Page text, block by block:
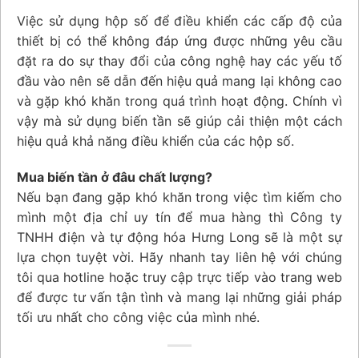
Việc sử dụng hộp số để điều khiển các cấp độ của
thiết bị có thể không đáp ứng được những yêu cầu
đặt ra do sự thay đổi của công nghệ hay các yếu tố
đầu vào nên sẽ dẫn đến hiệu quả mang lại không cao
và gặp khó khăn trong quá trình hoạt động. Chính vì
vậy mà sử dụng biến tần sẽ giúp cải thiện một cách
hiệu quả khả năng điều khiển của các hộp số.
Mua biến tần ở đâu chất lượng?
Nếu bạn đang gặp khó khăn trong việc tìm kiếm cho
mình một địa chỉ uy tín để mua hàng thì Công ty
TNHH điện và tự động hóa Hưng Long sẽ là một sự
lựa chọn tuyệt vời. Hãy nhanh tay liên hệ với chúng
tôi qua hotline hoặc truy cập trực tiếp vào trang web
để được tư vấn tận tình và mang lại những giải pháp
tối ưu nhất cho công việc của mình nhé.